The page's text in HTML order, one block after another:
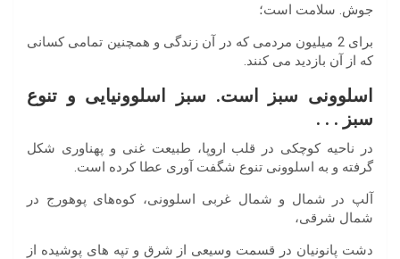
جوش. سلامت است؛
برای 2 میلیون مردمی که در آن زندگی و همچنین تمامی کسانی
که از آن بازدید می کنند.
اسلوونی سبز است. سبز اسلوونیایی و تنوع
سبز . . .
در ناحیه کوچکی در قلب اروپا، طبیعت غنی و پهناوری شکل
گرفته و به اسلوونی تنوع شگفت آوری عطا کرده است.
آلپ در شمال و شمال غربی اسلوونی، کوه‌های پوهورج در
شمال شرقی،
دشت پانونیان در قسمت وسیعی از شرق و تپه های پوشیده از